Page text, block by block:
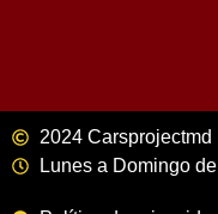
2024 Carsprojectmd
Lunes a Domingo